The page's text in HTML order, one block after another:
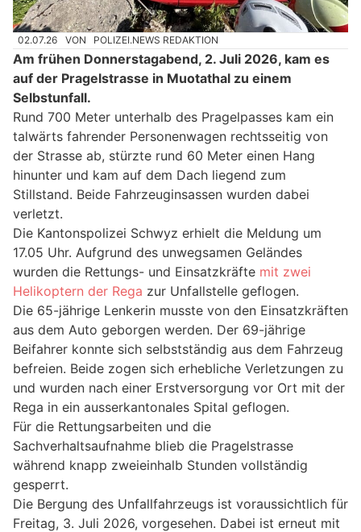
02.07.26 VON POLIZEI.NEWS REDAKTION
Am frühen Donnerstagabend, 2. Juli 2026, kam es
auf der Pragelstrasse in Muotathal zu einem
Selbstunfall.
Rund 700 Meter unterhalb des Pragelpasses kam ein
talwärts fahrender Personenwagen rechtsseitig von
der Strasse ab, stürzte rund 60 Meter einen Hang
hinunter und kam auf dem Dach liegend zum
Stillstand. Beide Fahrzeuginsassen wurden dabei
verletzt.
Die Kantonspolizei Schwyz erhielt die Meldung um
17.05 Uhr. Aufgrund des unwegsamen Geländes
wurden die Rettungs- und Einsatzkräfte mit zwei
Helikoptern der Rega zur Unfallstelle geflogen.
Die 65-jährige Lenkerin musste von den Einsatzkräften
aus dem Auto geborgen werden. Der 69-jährige
Beifahrer konnte sich selbstständig aus dem Fahrzeug
befreien. Beide zogen sich erhebliche Verletzungen zu
und wurden nach einer Erstversorgung vor Ort mit der
Rega in ein ausserkantonales Spital geflogen.
Für die Rettungsarbeiten und die
Sachverhaltsaufnahme blieb die Pragelstrasse
während knapp zweieinhalb Stunden vollständig
gesperrt.
Die Bergung des Unfallfahrzeugs ist voraussichtlich für
Freitag, 3. Juli 2026, vorgesehen. Dabei ist erneut mit